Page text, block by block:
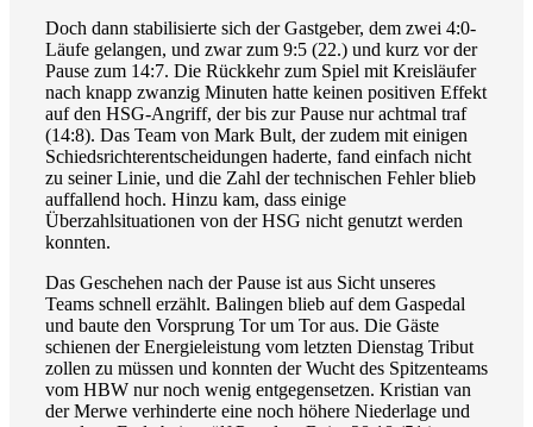
Doch dann stabilisierte sich der Gastgeber, dem zwei 4:0-
Läufe gelangen, und zwar zum 9:5 (22.) und kurz vor der
Pause zum 14:7. Die Rückkehr zum Spiel mit Kreisläufer
nach knapp zwanzig Minuten hatte keinen positiven Effekt
auf den HSG-Angriff, der bis zur Pause nur achtmal traf
(14:8). Das Team von Mark Bult, der zudem mit einigen
Schiedsrichterentscheidungen haderte, fand einfach nicht
zu seiner Linie, und die Zahl der technischen Fehler blieb
auffallend hoch. Hinzu kam, dass einige
Überzahlsituationen von der HSG nicht genutzt werden
konnten.
Das Geschehen nach der Pause ist aus Sicht unseres
Teams schnell erzählt. Balingen blieb auf dem Gaspedal
und baute den Vorsprung Tor um Tor aus. Die Gäste
schienen der Energieleistung vom letzten Dienstag Tribut
zollen zu müssen und konnten der Wucht des Spitzenteams
vom HBW nur noch wenig entgegensetzen. Kristian van
der Merwe verhinderte eine noch höhere Niederlage und